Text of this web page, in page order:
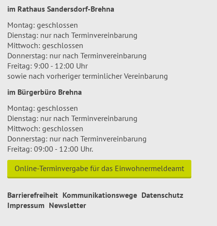
im Rathaus Sandersdorf-Brehna
Montag: geschlossen
Dienstag: nur nach Terminvereinbarung
Mittwoch: geschlossen
Donnerstag: nur nach Terminvereinbarung
Freitag: 9:00 - 12:00 Uhr
sowie nach vorheriger terminlicher Vereinbarung
im Bürgerbüro Brehna
Montag: geschlossen
Dienstag: nur nach Terminvereinbarung
Mittwoch: geschlossen
Donnerstag: nur nach Terminvereinbarung
Freitag: 09:00 - 12:00 Uhr.
Online-Terminvergabe für das Einwohnermeldeamt
Barrierefreiheit Kommunikationswege Datenschutz
Impressum Newsletter